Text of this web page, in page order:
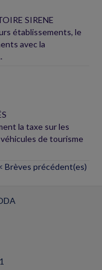
SIRENE
établissements, le
avec la
la taxe sur les
de tourisme
Brèves précédent(es)